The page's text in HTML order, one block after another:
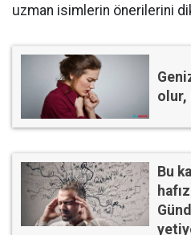
uzman isimlerin önerilerini
olur,
Bu